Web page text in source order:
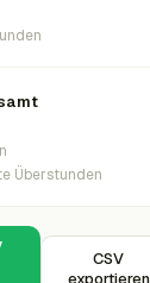
Überstunden
CSV
exportieren